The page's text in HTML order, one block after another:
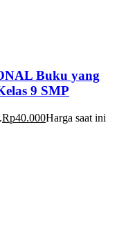
Buku yang
9 SMP
Rp40.000Harga saat ini